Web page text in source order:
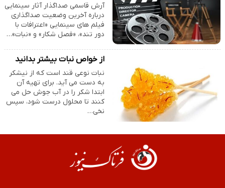
آرش قاسمی صداگذار آثار سینمایی
درباره آخرین وضعیت صداگذاری
فیلم های سینمایی «اعترافات با
دور تند»، «فصل شکار» و «نبات»…
از خواص نبات بیشتر بدانید
نبات نوعی قند است که از نیشکر
به دست می آید. برای تهیه آن
ابتدا شکر را در آب جوش حل می
کنند تا محلول درست شود، سپس
نخی…